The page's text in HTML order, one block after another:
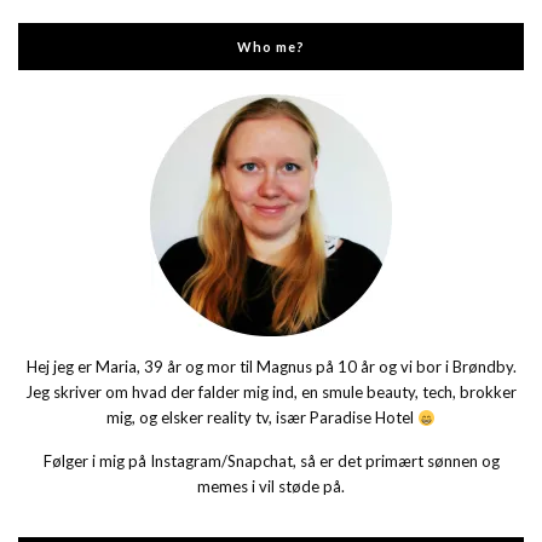
Who me?
Hej jeg er Maria, 39 år og mor til Magnus på 10 år og vi bor i Brøndby.
Jeg skriver om hvad der falder mig ind, en smule beauty, tech, brokker
mig, og elsker reality tv, især Paradise Hotel
Følger i mig på Instagram/Snapchat, så er det primært sønnen og
memes i vil støde på.